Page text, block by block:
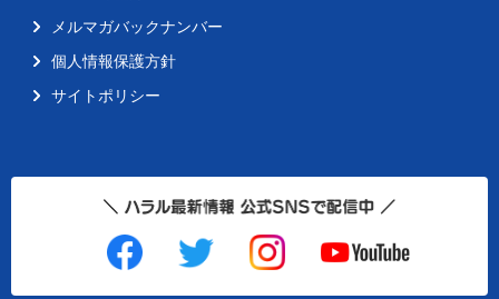
メルマガバックナンバー
個人情報保護方針
サイトポリシー